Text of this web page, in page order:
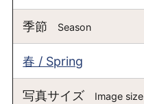
季節 Season
春 / Spring
写真サイズ Image size